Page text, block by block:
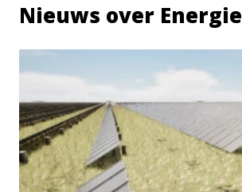
Nieuws over